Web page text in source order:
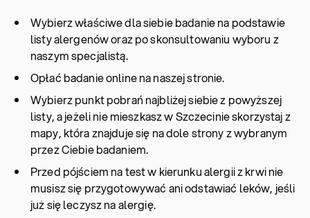
Wybierz właściwe dla siebie badanie na podstawie
listy alergenów oraz po skonsultowaniu wyboru z
naszym specjalistą.
Opłać badanie online na naszej stronie.
Wybierz punkt pobrań najbliżej siebie z powyższej
listy, a jeżeli nie mieszkasz w Szczecinie skorzystaj z
mapy, która znajduje się na dole strony z wybranym
przez Ciebie badaniem.
Przed pójściem na test w kierunku alergii z krwi nie
musisz się przygotowywać ani odstawiać leków, jeśli
już się leczysz na alergię.